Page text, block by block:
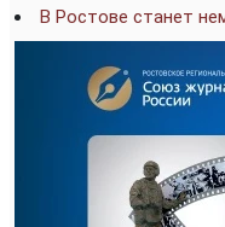
В Ростове станет